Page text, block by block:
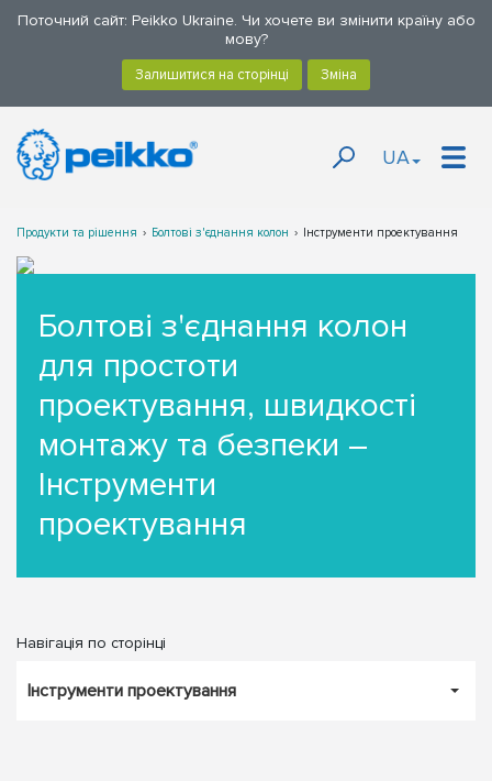
Поточний сайт: Peikko Ukraine. Чи хочете ви змінити країну або
мову?
UA
Продукти та рішення Болтові з'єднання колон Інструменти проектування
Болтові з'єднання колон
для простоти
проектування, швидкості
монтажу та безпеки –
Інструменти
проектування
Навігація по сторінці
Інструменти проектування